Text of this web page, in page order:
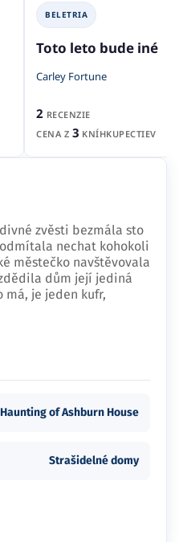
BELETRIA
Toto leto bude iné
Carley Fortune
2 RECENZIE
CENA Z 3 KNÍHKUPECTIEV
zvěsti bezmála sto
nechat kohokoli
městečko navštěvovala
dům její jediná
má, je jeden kufr,
of Ashburn House
Strašidelné domy